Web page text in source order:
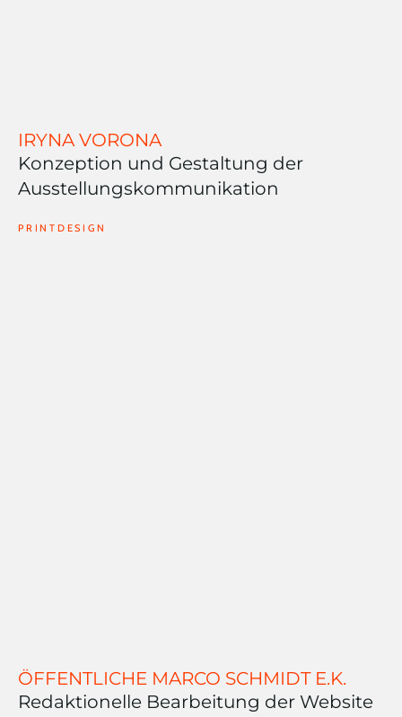
IRYNA VORONA
Konzeption und Gestaltung der
Ausstellungskommunikation
PRINTDESIGN
ÖFFENTLICHE MARCO SCHMIDT E.K.
Redaktionelle Bearbeitung der Website